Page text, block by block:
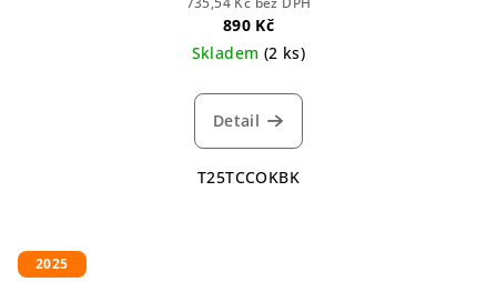
890 Kč
Skladem (2 ks)
Detail
T25TCCOKBK
2025